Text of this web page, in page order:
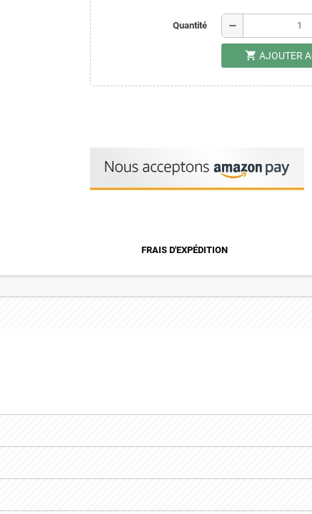
Quantité remove
shopping_cart AJOUTER
FRAIS D'EXPÉDITION